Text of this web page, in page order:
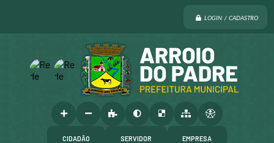
LOGIN / CADASTRO
CIDADÃO SERVIDOR EMPRESA